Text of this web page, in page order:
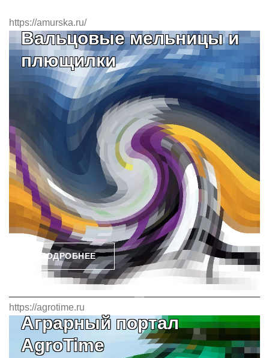
https://amurska.ru/
Вальцовые мельницы и
плющилки
ПОДРОБНЕЕ
https://agrotime.ru
Аграрный портал
AgroTime